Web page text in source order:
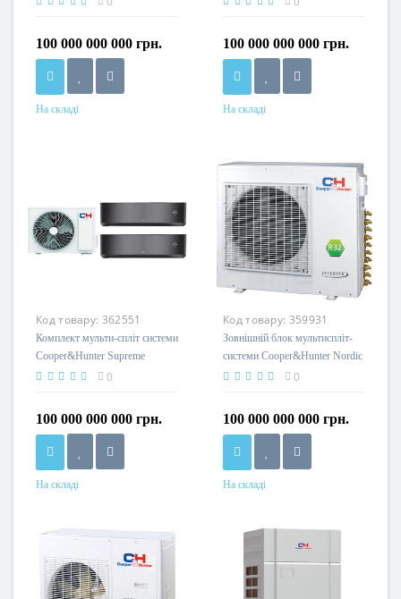
100 000 000 000 грн.
На складі
100 000 000 000 грн.
На складі
Код товару: 362551
Комплект мульти-спліт системи
Cooper&Hunter Supreme
Continental Black Multi 18 (9+9)
0
100 000 000 000 грн.
На складі
Код товару: 359931
Зовнішній блок мультиспліт-
системи Cooper&Hunter Nordic
Multi Light R32 CHML-
0
100 000 000 000 грн.
На складі